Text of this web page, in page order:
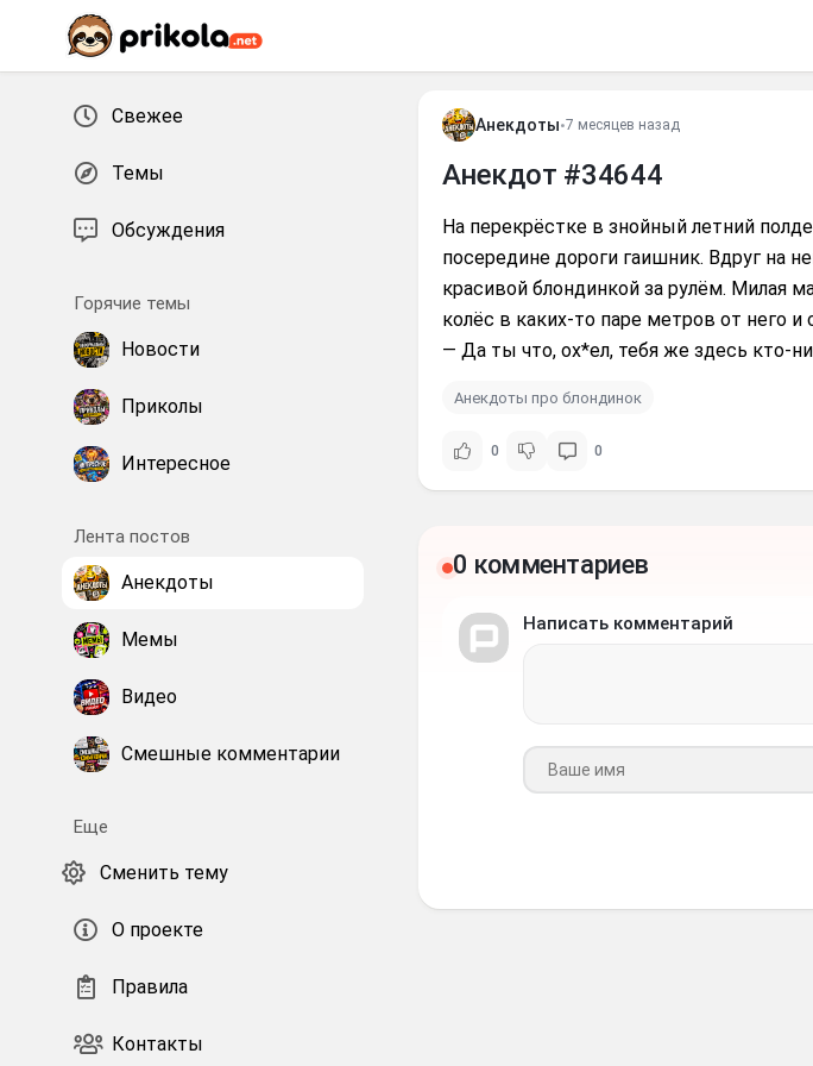
Перейти к контенту
Свежее
Темы
Обсуждения
Горячие темы
Новости
Приколы
Интересное
Лента постов
Анекдоты
Мемы
Видео
Смешные комментарии
Еще
Сменить тему
О проекте
Правила
Контакты
Анекдоты•7 месяцев назад
Анекдот #34644
На перекрёстке в знойный летний
посередине дороги гаишник. Вдруг на
красивой блондинкой за рулём. Милая
колёс в каких-то паре метров от него
— Да ты что, ох*ел, тебя же здесь кто-
Анекдоты про блондинок
0 0
0 комментариев
Написать комментарий
Ваше имя